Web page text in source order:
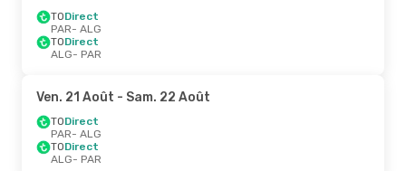
TODirect
PAR- ALG
TODirect
ALG- PAR
Ven. 21 Août - Sam. 22 Août
TODirect
PAR- ALG
TODirect
ALG- PAR